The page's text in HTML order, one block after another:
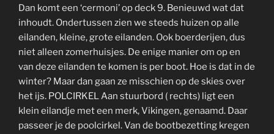
Dan komt een ‘cermoni’ op deck 9. Benieuwd wat dat
inhoudt. Ondertussen zien we steeds huizen op alle
eilanden, kleine, grote eilanden. Ook boerderijen, dus
niet alleen zomerhuisjes. De enige manier om op en
van deze eilanden te komen is per boot. Hoe is dat in de
winter? Maar dan gaan ze misschien op de skies over
het ijs. POLCIRKEL Aan stuurbord ( rechts) ligt een
klein eilandje met een merk, Vikingen, genaamd. Daar
passeer je de poolcirkel. Van de bootbezetting kregen